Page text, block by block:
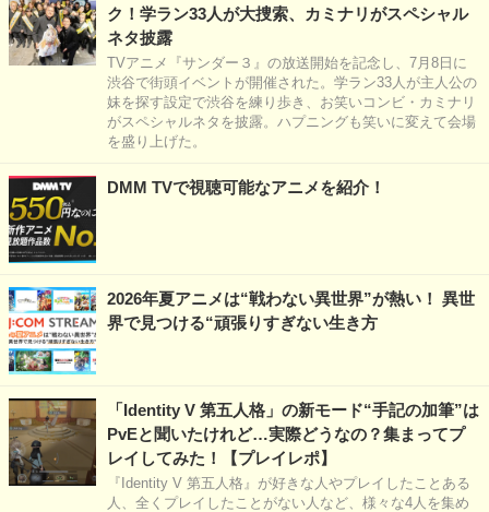
ク！学ラン33人が大捜索、カミナリがスペシャル
ネタ披露
TVアニメ『サンダー３』の放送開始を記念し、7月8日に
渋谷で街頭イベントが開催された。学ラン33人が主人公の
妹を探す設定で渋谷を練り歩き、お笑いコンビ・カミナリ
がスペシャルネタを披露。ハプニングも笑いに変えて会場
を盛り上げた。
DMM TVで視聴可能なアニメを紹介！
2026年夏アニメは“戦わない異世界”が熱い！ 異世
界で見つける“頑張りすぎない生き方
「Identity V 第五人格」の新モード“手記の加筆”は
PvEと聞いたけれど…実際どうなの？集まってプ
レイしてみた！【プレイレポ】
『Identity V 第五人格』が好きな人やプレイしたことある
人、全くプレイしたことがない人など、様々な4人を集め